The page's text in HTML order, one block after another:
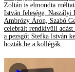
Zoltán is elmondta
István felesége,
Ambrózy Áron, Szabó
celebrált rendkívüli adást
a pezsgőt Stefka István
hozták be a kollégák.